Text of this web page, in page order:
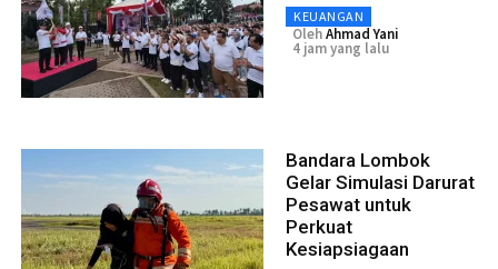
KEUANGAN
OlehAhmad Yani
4 jam yang lalu
Bandara Lombok
Gelar Simulasi Darurat
Pesawat untuk
Perkuat
Kesiapsiagaan